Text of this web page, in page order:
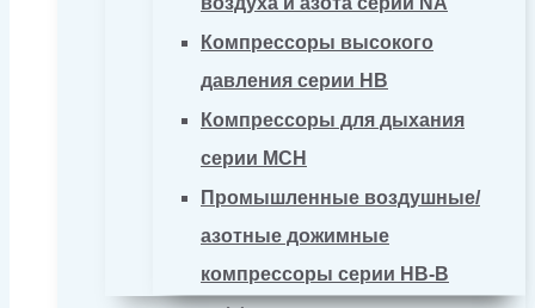
Компрессоры высокого
давления серии HB
Компрессоры для дыхания
серии MCH
Промышленные воздушные/
азотные дожимные
компрессоры серии HB-B